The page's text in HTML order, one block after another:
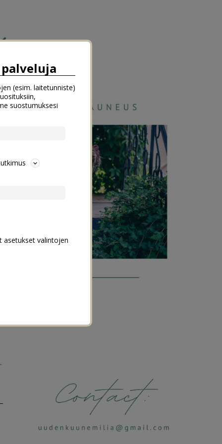
(esim. laitetunniste)
suostumuksesi
asetukset valintojen